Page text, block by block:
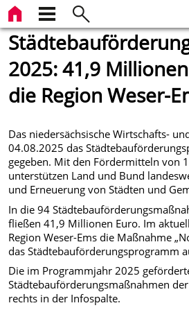
2025: 41,9
die Region Weser-
Das niedersächsische Wirtschafts-
04.08.2025 das
gegeben. Mit den Fördermitteln von
unterstützen Land und Bund
und Erneuerung von Städten und
In die 94
fließen 41,9 Millionen Euro. Im
Region Weser-Ems die Maßnahme
das Städtebauförderungsprogramm
Die im Programmjahr 2025
Städtebauförderungsmaßnahmen
rechts in der Infospalte.